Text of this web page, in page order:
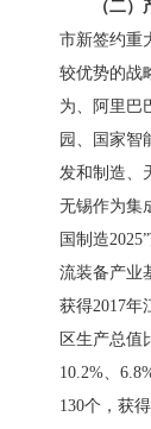
（二
市新签约重
较优势的战
为、阿里巴
园、国家智
发和制造、
无锡作为集
国制造
流装备产业
获得2017年
区生产总值
10.2%、
130个，获